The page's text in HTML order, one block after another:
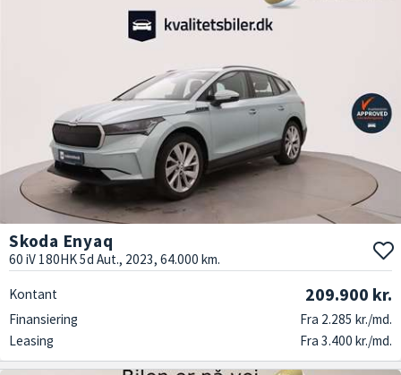
Skoda Enyaq
60 iV 180HK 5d Aut., 2023, 64.000 km.
Kontant 209.900 kr.
Finansiering
Fra 2.285 kr./md.
Leasing
Fra 3.400 kr./md.